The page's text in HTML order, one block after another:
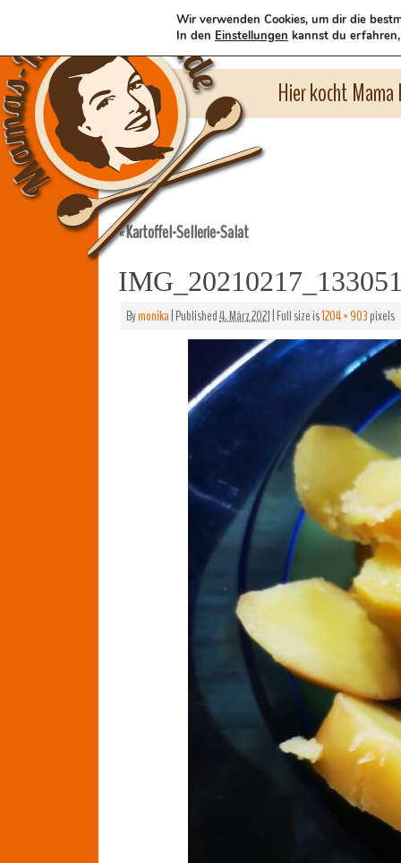
Hier kocht
«Kartoffel-Sellerie-Salat
Bymonika|Published4. März 2021|Full size is1204 × 903pixels
Wir verwenden Cookies, um dir die
In den Einstellungen kannst du